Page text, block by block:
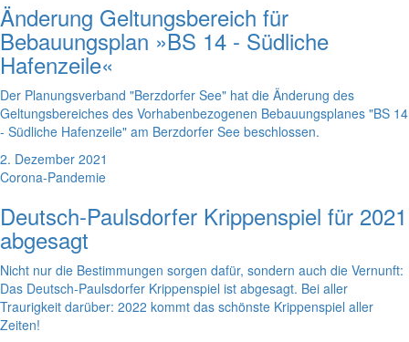
Änderung Geltungsbereich für
Bebauungsplan »BS 14 - Südliche
Hafenzeile«
Der Planungsverband "Berzdorfer See" hat die Änderung des
Geltungsbereiches des Vorhabenbezogenen Bebauungsplanes "BS 14
- Südliche Hafenzeile" am Berzdorfer See beschlossen.
2. Dezember 2021
Corona-Pandemie
Deutsch-Paulsdorfer Krippenspiel für 2021
abgesagt
Nicht nur die Bestimmungen sorgen dafür, sondern auch die Vernunft:
Das Deutsch-Paulsdorfer Krippenspiel ist abgesagt. Bei aller
Traurigkeit darüber: 2022 kommt das schönste Krippenspiel aller
Zeiten!